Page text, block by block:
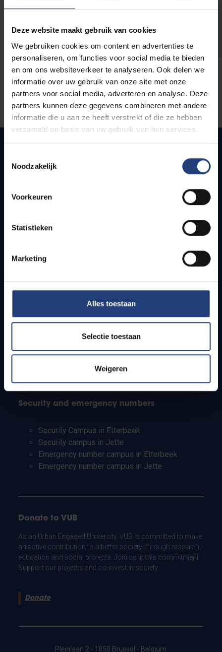
Deze website maakt gebruik van cookies
We gebruiken cookies om content en advertenties te
personaliseren, om functies voor social media te bieden
en om ons websiteverkeer te analyseren. Ook delen we
informatie over uw gebruik van onze site met onze
partners voor social media, adverteren en analyse. Deze
partners kunnen deze gegevens combineren met andere
informatie die u aan ze heeft verstrekt of die ze hebben
verzameld op basis van uw gebruik van hun services.
Noodzakelijk
Voorkeuren
Statistieken
Marketing
Alles toestaan
Selectie toestaan
Weigeren
Quick links
How to get to the VUB campuses
Students
PhD students
Teachers and secondary schools
Working students
Security and emergency numbers
Security Campus in Etterbeek
Security campus in Jette
Emergency number campus in Etterbeek
Emergency number campus in Jette
Donate to VUB
As an Urban Engaged University, VUB is committed to make
an active contribution to a better society: through research,
education and social projects. Join us in this commitment.
Support our projects and co-invest in society.
Donate
Pleinlaan 2 - 1050 Brussel - Belgium